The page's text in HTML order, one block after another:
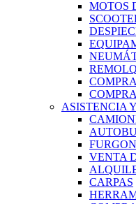
MOTOS
ASISTENCIA
VENTA
CARPAS